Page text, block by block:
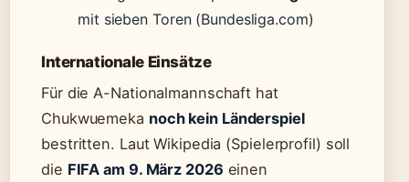
mit sieben Toren (Bundesliga.com)
Internationale Einsätze
Für die A-Nationalmannschaft hat
Chukwuemeka noch kein Länderspiel
bestritten. Laut Wikipedia (Spielerprofil) soll
die FIFA am 9. März 2026 einen